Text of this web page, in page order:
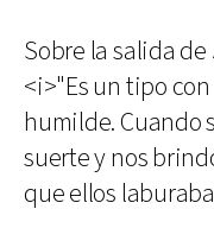
Sobre la salida
<i>"Es un tipo
humilde. Cuando
suerte y nos
que ellos